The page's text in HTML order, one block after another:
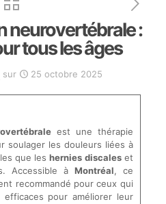
neurovertébrale :
tous les âges
sur 25 octobre 2025
est une thérapie
soulager les douleurs liées à
que leshernies discaleset
Accessible à Montréal, ce
recommandé pour ceux qui
pour améliorer leur